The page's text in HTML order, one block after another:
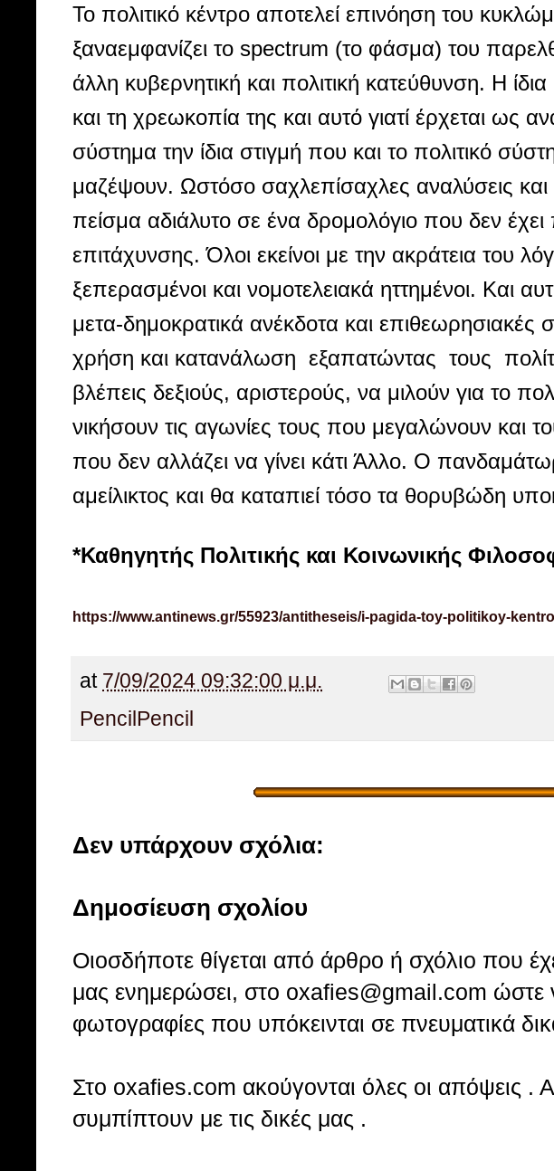
Το πολιτικό κέντρο αποτελεί επινόηση του
ξαναεμφανίζει το spectrum (το φάσμα) του
άλλη κυβερνητική και πολιτική κατεύθυνση. Η
και τη χρεωκοπία της και αυτό γιατί έρχεται ως
σύστημα την ίδια στιγμή που και το πολιτικό
μαζέψουν. Ωστόσο σαχλεπίσαχλες αναλύσεις και
πείσμα αδιάλυτο σε ένα δρομολόγιο που δεν
επιτάχυνσης. Όλοι εκείνοι με την ακράτεια του
ξεπερασμένοι και νομοτελειακά ηττημένοι. Και
μετα-δημοκρατικά ανέκδοτα και
χρήση και κατανάλωση εξαπατώντας τους
βλέπεις δεξιούς, αριστερούς, να μιλούν για το
νικήσουν τις αγωνίες τους που μεγαλώνουν και
που δεν αλλάζει να γίνει κάτι Άλλο. Ο
αμείλικτος και θα καταπιεί τόσο τα θορυβώδη
*Καθηγητής Πολιτικής και Κοινωνικής
https://www.antinews.gr/55923/antitheseis/i-pagida-toy-politikoy-
at 7/09/2024 09:32:00 μ.μ.
Pencil Pencil
Δεν υπάρχουν σχόλια:
Δημοσίευση σχολίου
Οιοσδήποτε θίγεται από άρθρο ή σχόλιο που
μας ενημερώσει, στο oxafies@gmail.com ώστε
φωτογραφίες που υπόκεινται σε πνευματικά
Στo oxafies.com ακούγονται όλες οι απόψεις .
συμπίπτουν με τις δικές μας .